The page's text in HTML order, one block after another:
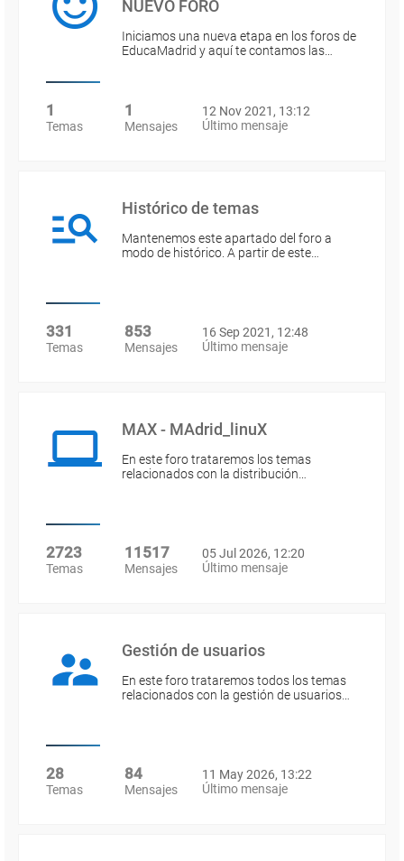
NUEVO FORO
Iniciamos una nueva etapa en los foros de
EducaMadrid y aquí te contamos las…
1
Temas
1
Mensajes
12 Nov 2021, 13:12
Último mensaje
Histórico de temas
Mantenemos este apartado del foro a
modo de histórico. A partir de este…
331
Temas
853
Mensajes
16 Sep 2021, 12:48
Último mensaje
MAX - MAdrid_linuX
En este foro trataremos los temas
relacionados con la distribución…
2723
Temas
11517
Mensajes
05 Jul 2026, 12:20
Último mensaje
Gestión de usuarios
En este foro trataremos todos los temas
relacionados con la gestión de usuarios…
28
Temas
84
Mensajes
11 May 2026, 13:22
Último mensaje